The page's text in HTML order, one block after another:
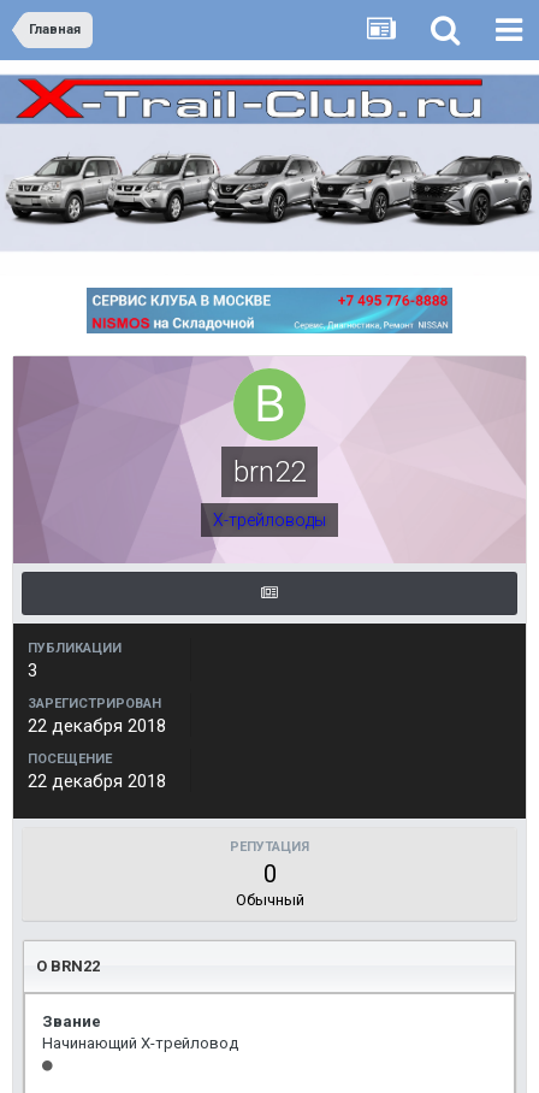
Главная
brn22
Х-трейловоды
ПУБЛИКАЦИИ
3
ЗАРЕГИСТРИРОВАН
22 декабря 2018
ПОСЕЩЕНИЕ
22 декабря 2018
РЕПУТАЦИЯ
0
Обычный
О BRN22
Звание
Начинающий Х-трейловод